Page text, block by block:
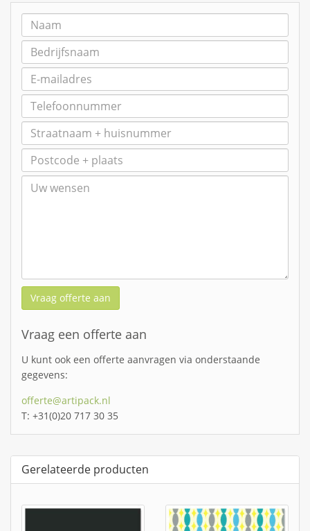
Vraag offerte aan
Vraag een offerte aan
U kunt ook een offerte aanvragen via onderstaande
gegevens:
offerte@artipack.nl
T: +31(0)20 717 30 35
Gerelateerde producten